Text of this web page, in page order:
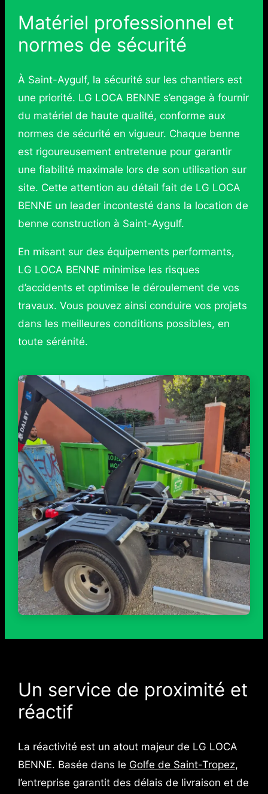
Matériel professionnel et
normes de sécurité
À Saint-Aygulf, la sécurité sur les chantiers est
une priorité. LG LOCA BENNE s’engage à fournir
du matériel de haute qualité, conforme aux
normes de sécurité en vigueur. Chaque benne
est rigoureusement entretenue pour garantir
une fiabilité maximale lors de son utilisation sur
site. Cette attention au détail fait de LG LOCA
BENNE un leader incontesté dans la location de
benne construction à Saint-Aygulf.
En misant sur des équipements performants,
LG LOCA BENNE minimise les risques
d’accidents et optimise le déroulement de vos
travaux. Vous pouvez ainsi conduire vos projets
dans les meilleures conditions possibles, en
toute sérénité.
Un service de proximité et
réactif
La réactivité est un atout majeur de LG LOCA
BENNE. Basée dans le Golfe de Saint-Tropez,
l’entreprise garantit des délais de livraison et de